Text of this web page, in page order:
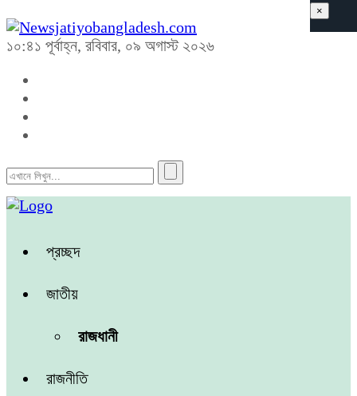
১০:৪১ পূর্বাহ্ন, রবিবার, ০৯ অগাস্ট ২০২৬
প্রচ্ছদ
জাতীয়
রাজধানী
রাজনীতি
×